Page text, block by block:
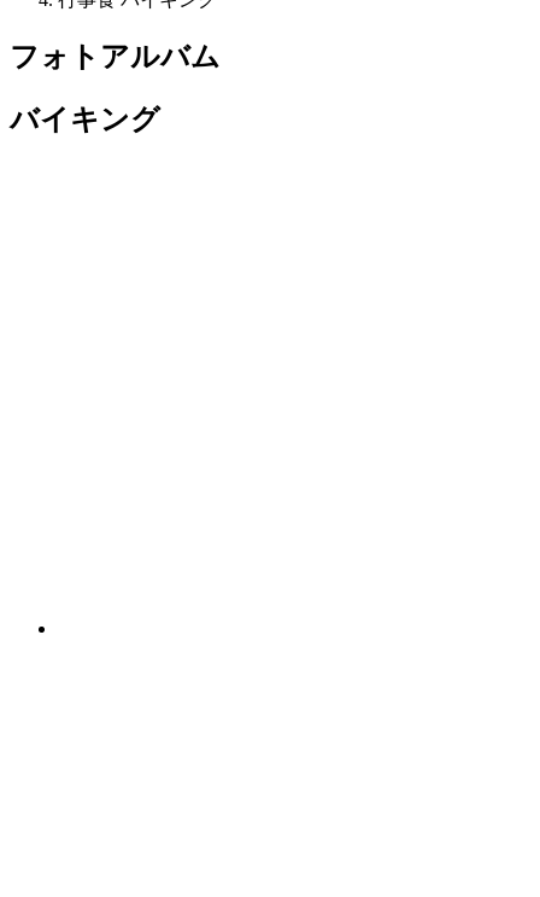
フォトアルバム
バイキング